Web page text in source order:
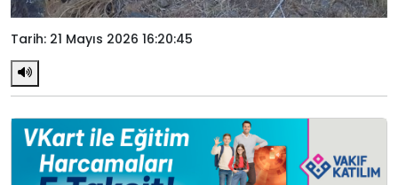
Tarih: 21 Mayıs 2026 16:20:45